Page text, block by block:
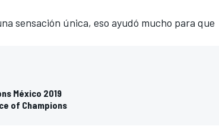
sensación única, eso ayudó mucho para que
México 2019
of Champions